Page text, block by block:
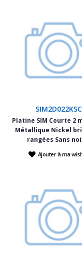
SIM2D022KSC
Platine SIM Courte 2
Métallique Nickel
rangées Sans
Ajouter à ma